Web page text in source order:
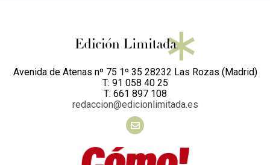
Avenida de Atenas nº 75 1º 35 28232 Las Rozas (Madrid)
T: 91 058 40 25
T: 661 897 108
redaccion@edicionlimitada.es